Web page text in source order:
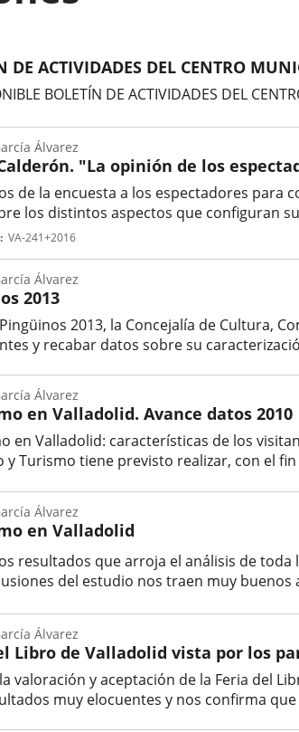
DE ACTIVIDADES DEL CENTRO
BOLETÍN DE ACTIVIDADES DEL
"La opinión de los
de la encuesta a los espectadores
los distintos aspectos que configuran
Álvarez
VA-241+2016
2013
2013, la Concejalía de Cultura,
y recabar datos sobre su
Álvarez
en Valladolid. Avance datos 2010
en Valladolid: características de los
y Turismo tiene previsto realizar, con el
Álvarez
en Valladolid
resultados que arroja el análisis de
del estudio nos traen muy
Álvarez
Libro de Valladolid vista por los
la valoración y aceptación de la Feria del
muy elocuentes y nos confirma
Álvarez